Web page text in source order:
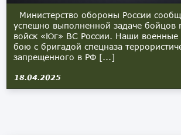
Министерство обороны России
успешно выполненной задаче бойцов
войск «Юг» ВС России. Наши военные
бою с бригадой спецназа
запрещенного в РФ [...]
18.04.2025